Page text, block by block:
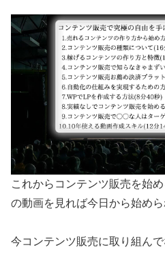
これからコンテンツ販売を始
の動画を見れば今日から始めら
今コンテンツ販売に取り組ん